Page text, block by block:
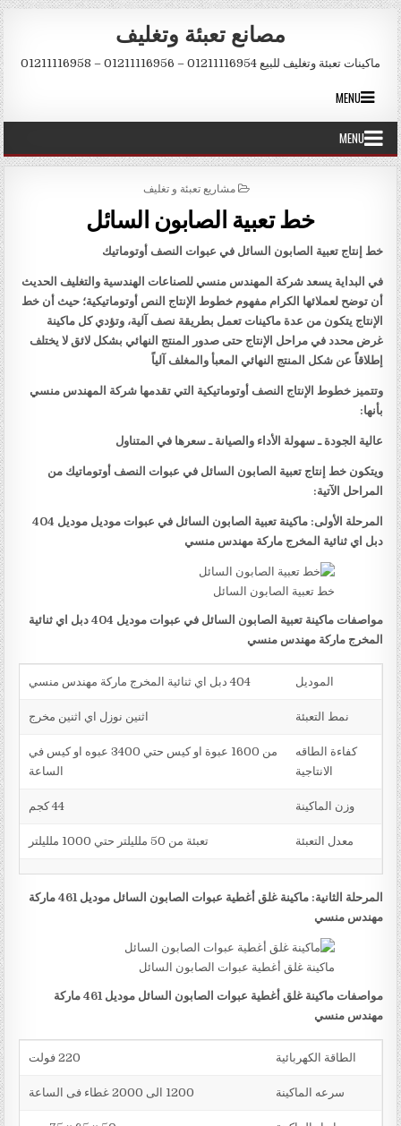
Skip to content
مصانع تعبئة وتغليف
ماكينات تعبئة وتغليف للبيع 01211116954 – 01211116956 – 01211116958
MENU
MENU
POSTED IN
مشاريع تعبئة و تغليف
خط تعبية الصابون السائل
خط إنتاج تعبية الصابون السائل في عبوات النصف أوتوماتيك
في البداية يسعد شركة المهندس منسي للصناعات الهندسية والتغليف الحديث
أن توضح لعملائها الكرام مفهوم خطوط الإنتاج النص أوتوماتيكية؛ حيث أن خط
الإنتاج يتكون من عدة ماكينات تعمل بطريقة نصف آلية، وتؤدي كل ماكينة
غرض محدد في مراحل الإنتاج حتى صدور المنتج النهائي بشكل لائق لا يختلف
إطلاقاً عن شكل المنتج النهائي المعبأ والمغلف آلياً
وتتميز خطوط الإنتاج النصف أوتوماتيكية التي تقدمها شركة المهندس منسي
بأنها:
عالية الجودة ـ سهولة الأداء والصيانة ـ سعرها في المتناول
ويتكون خط إنتاج تعبية الصابون السائل في عبوات النصف أوتوماتيك من
المراحل الآتية:
المرحلة الأولى: ماكينة تعبية الصابون السائل في عبوات موديل موديل 404
دبل اي ثنائية المخرج ماركة مهندس منسي
خط تعبية الصابون السائل
مواصفات ماكينة تعبية الصابون السائل في عبوات موديل 404 دبل اي ثنائية
المخرج ماركة مهندس منسي
الموديل 404 دبل اي ثنائية المخرج ماركة مهندس منسي
نمط التعبئة اثنين نوزل اي اثنين مخرج
كفاءة الطاقه
الانتاجية
من 1600 عبوة او كيس حتي 3400 عبوه او كيس في
الساعة
وزن الماكينة 44 كجم
معدل التعبئة تعبئة من 50 ملليلتر حتي 1000 ملليلتر
المرحلة الثانية: ماكينة غلق أغطية عبوات الصابون السائل موديل 461 ماركة
مهندس منسي
ماكينة غلق أغطية عبوات الصابون السائل
مواصفات ماكينة غلق أغطية عبوات الصابون السائل موديل 461 ماركة
مهندس منسي
الطاقة الكهربائية 220 فولت
سرعه الماكينة 1200 الى 2000 غطاء فى الساعة